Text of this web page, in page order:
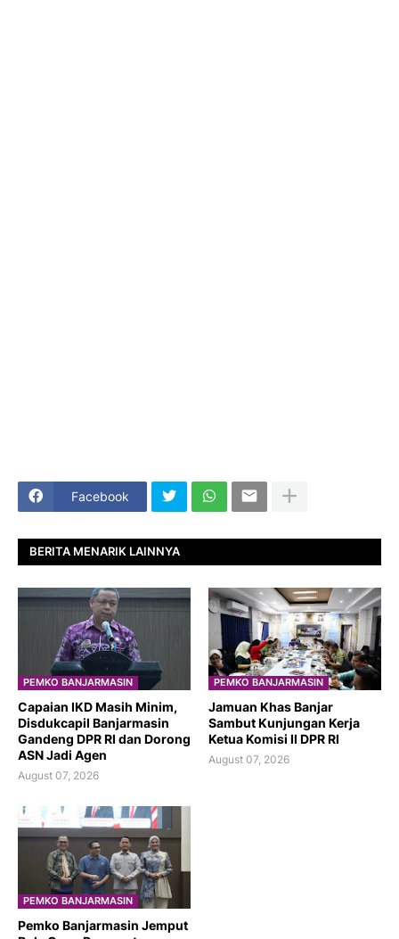
Facebook
BERITA MENARIK LAINNYA
PEMKO BANJARMASIN
Capaian IKD Masih Minim,
Disdukcapil Banjarmasin
Gandeng DPR RI dan Dorong
ASN Jadi Agen
August 07, 2026
PEMKO BANJARMASIN
Jamuan Khas Banjar
Sambut Kunjungan Kerja
Ketua Komisi II DPR RI
August 07, 2026
PEMKO BANJARMASIN
Pemko Banjarmasin Jemput